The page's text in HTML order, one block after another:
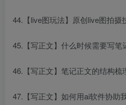
44.【live图玩法】原创live图拍摄
45.【写正文】什么时候需要写笔
46.【写正文】笔记正文的结构梳
47.【写正文】如何用ai软件协助